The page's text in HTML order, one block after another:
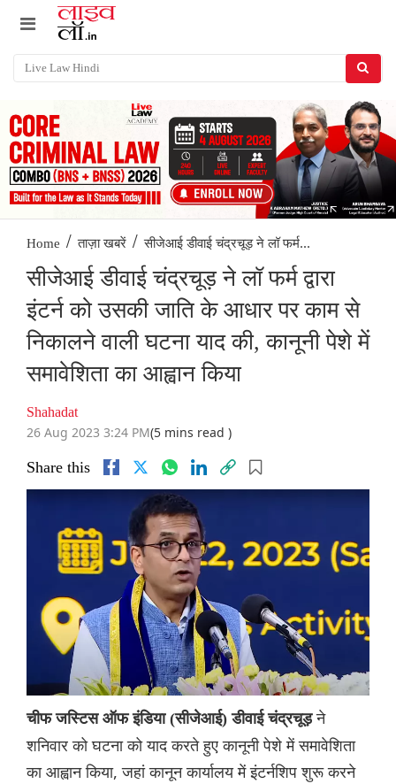
Home / ताज़ा खबरें / सीजेआई डीवाई चंद्रचूड़ ने लॉ फर्म...
सीजेआई डीवाई चंद्रचूड़ ने लॉ फर्म द्वारा
इंटर्न को उसकी जाति के आधार पर काम से
निकालने वाली घटना याद की, कानूनी पेशे में
समावेशिता का आह्वान किया
Shahadat
26 Aug 2023 3:24 PM(5 mins read )
Share this
चीफ जस्टिस ऑफ इंडिया (सीजेआई) डीवाई चंद्रचूड़ने
शनिवार को घटना को याद करते हुए कानूनी पेशे में समावेशिता
का आह्वान किया, जहां कानून कार्यालय में इंटर्नशिप शुरू करने